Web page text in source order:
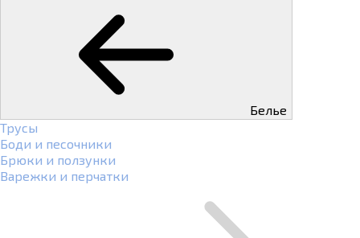
Белье
Трусы
Боди и песочники
Брюки и ползунки
Варежки и перчатки